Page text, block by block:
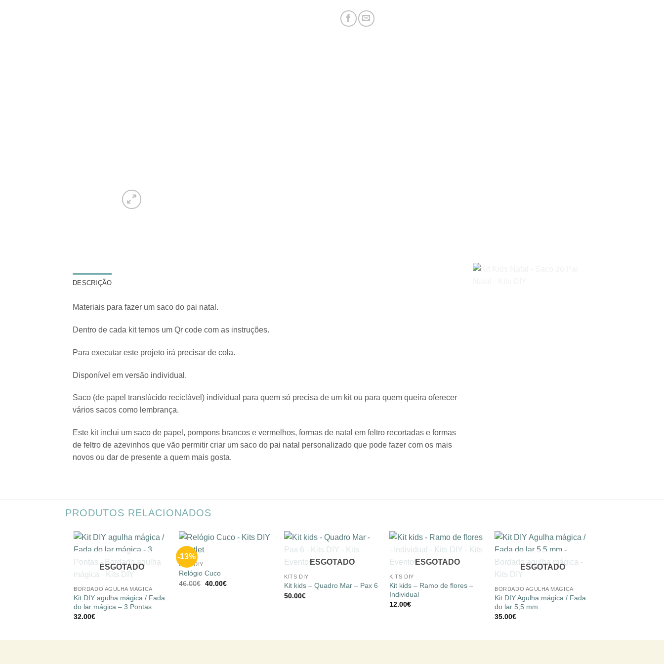
DESCRIÇÃO
Materiais para fazer um saco do pai natal.
Dentro de cada kit temos um Qr code com as instruções.
Para executar este projeto irá precisar de cola.
Disponível em versão individual.
Saco (de papel translúcido reciclável) individual para quem só precisa de um kit ou para quem queira oferecer
vários sacos como lembrança.
Este kit inclui um saco de papel, pompons brancos e vermelhos, formas de natal em feltro recortadas e formas
de feltro de azevinhos que vão permitir criar um saco do pai natal personalizado que pode fazer com os mais
novos ou dar de presente a quem mais gosta.
PRODUTOS RELACIONADOS
Adicionar
à lista de
ESGOTADO
BORDADO AGULHA MÁGICA
Kit DIY agulha mágica / Fada
do lar mágica – 3 Pontas
32.00€
-13%
+
KITS DIY
Relógio Cuco
46.00€ O
40.00€O
Adicionar
à lista de
ESGOTADO
KITS DIY
Kit kids – Quadro Mar – Pax 6
50.00€
Adicionar
à lista de
ESGOTADO
KITS DIY
Kit kids – Ramo de flores –
Individual
12.00€
Adicionar
à lista de
ESGOTADO
BORDADO AGULHA MÁGICA
Kit DIY Agulha mágica / Fada
do lar 5,5 mm
35.00€